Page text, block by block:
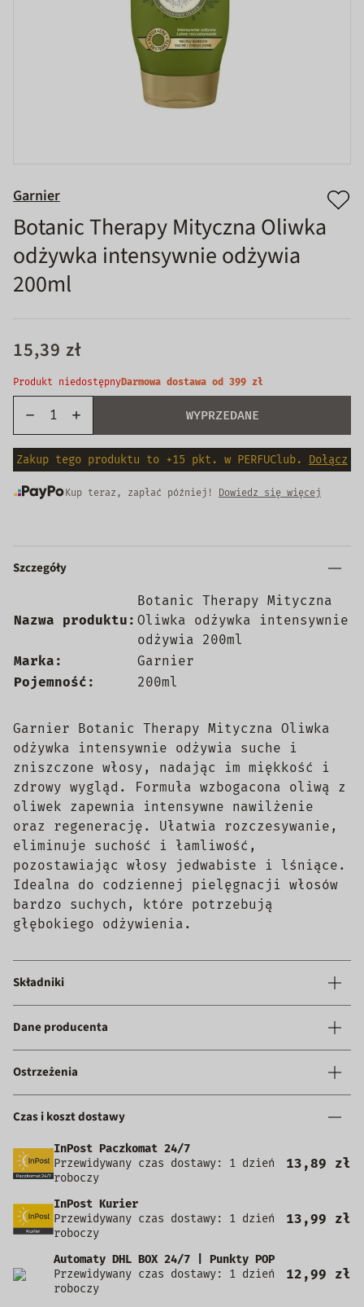
Garnier
Botanic Therapy Mityczna Oliwka
odżywka intensywnie odżywia
200ml
15,39 zł
Produkt niedostępnyDarmowa dostawa od 399 zł
WYPRZEDANE
Zakup tego produktu to +15 pkt. w PERFUClub. Dołącz
Kup teraz, zapłać później! Dowiedz się więcej
Szczegóły
Nazwa produktu:
Botanic Therapy Mityczna
Oliwka odżywka intensywnie
odżywia 200ml
Marka:
Garnier
Pojemność:
200ml
Garnier Botanic Therapy Mityczna Oliwka
odżywka intensywnie odżywia suche i
zniszczone włosy, nadając im miękkość i
zdrowy wygląd. Formuła wzbogacona oliwą z
oliwek zapewnia intensywne nawilżenie
oraz regenerację. Ułatwia rozczesywanie,
eliminuje suchość i łamliwość,
pozostawiając włosy jedwabiste i lśniące.
Idealna do codziennej pielęgnacji włosów
bardzo suchych, które potrzebują
głębokiego odżywienia.
Składniki
Dane producenta
Ostrzeżenia
Czas i koszt dostawy
InPost Paczkomat 24/7
Przewidywany czas dostawy: 1 dzień
roboczy
13,89 zł
InPost Kurier
Przewidywany czas dostawy: 1 dzień
roboczy
13,99 zł
Automaty DHL BOX 24/7 | Punkty POP
Przewidywany czas dostawy: 1 dzień
roboczy
12,99 zł